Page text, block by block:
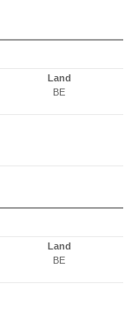
Land
BE
Land
BE